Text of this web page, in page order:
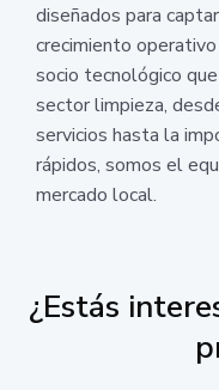
diseñados para
crecimiento
socio tecnológico
sector limpieza,
servicios hasta la
rápidos, somos el
mercado local.
¿Estás